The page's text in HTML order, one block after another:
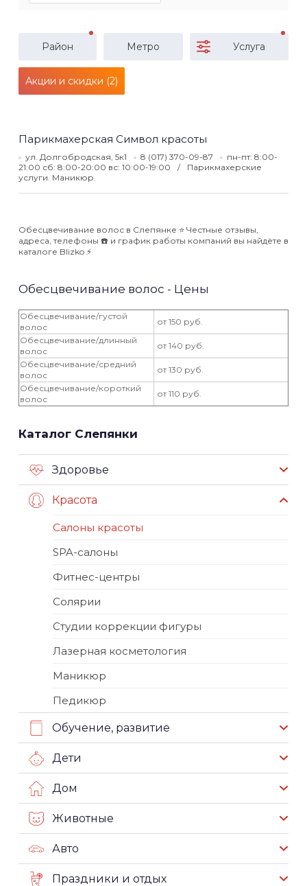
Район Метро Услуга
Акции и скидки (2)
Парикмахерская Символ красоты
ул. Долгобродская, 5к1 8 (017) 370-09-87
пн-пт: 8:00-
21:00 сб: 8:00-20:00 вс: 10:00-19:00
Парикмахерские
услуги. Маникюр.
Обесцвечивание волос в Слепянке ⭐️ Честные отзывы,
адреса, телефоны ☎️ и график работы компаний вы найдёте в
каталоге Blizko ⚡️
Обесцвечивание волос - Цены
Обесцвечивание/густой
волос
от 150 руб.
Обесцвечивание/длинный
волос
от 140 руб.
Обесцвечивание/средний
волос
от 130 руб.
Обесцвечивание/короткий
волос
от 110 руб.
Каталог Слепянки
Здоровье
Красота
Салоны красоты
SPA-салоны
Фитнес-центры
Солярии
Студии коррекции фигуры
Лазерная косметология
Маникюр
Педикюр
Обучение, развитие
Дети
Дом
Животные
Авто
Праздники и отдых